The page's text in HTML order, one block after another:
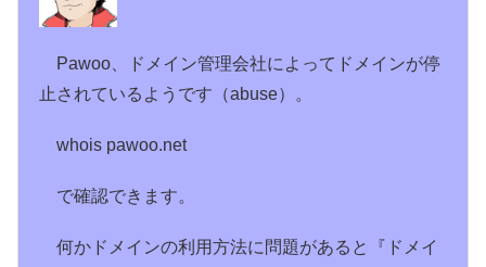
Pawoo、ドメイン管理会社によってドメインが停
止されているようです（abuse）。
whois pawoo.net
で確認できます。
何かドメインの利用方法に問題があると『ドメイ